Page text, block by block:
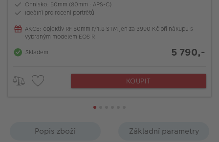
Ohnisko: 50mm (80mm : APS-C)
Ideální pro focení portrétů
AKCE: objektiv RF 50mm f/1.8 STM jen za 3990 Kč při nákupu s
vybraným modelem EOS R
Skladem
5 790,-
KOUPIT
Popis zboží Základní parametry